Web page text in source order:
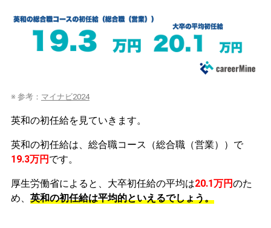
※ 参考： マイナビ2024
英和の初任給を見ていきます。
英和の初任給は、総合職コース（総合職（営業））で
19.3万円 です。
厚生労働省によると、大卒初任給の平均は20.1万円のた
め、 英和の初任給は平均的といえるでしょう。